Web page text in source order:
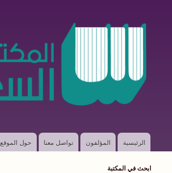
Mainالرئيسية المؤلفون تواصل معنا حول الموقع
ابحث في المكتبة